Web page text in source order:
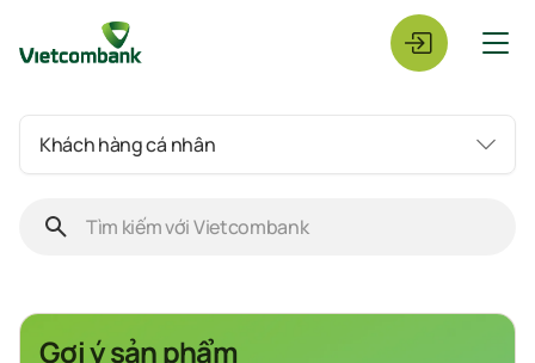
Khách hàng cá nhân
Gợi ý sản phẩm